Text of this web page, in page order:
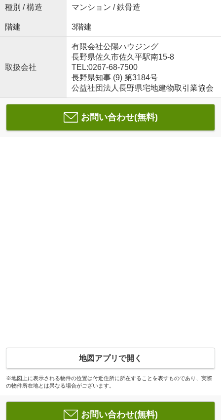
種別 / 構造 マンション / 鉄骨造
階建 3階建
取扱会社
有限会社公陽ハウジング
長野県佐久市佐久平駅南15-8
TEL:0267-68-7500
長野県知事 (9) 第3184号
公益社団法人長野県宅地建物取引業協会
お問い合わせ(無料)
地図アプリで開く
※地図上に表示される物件の位置は付近住所に所在することを表すものであり、実際
の物件所在地とは異なる場合がございます。
お問い合わせ(無料)